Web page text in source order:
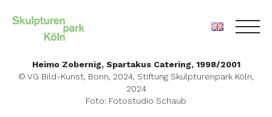
Heimo Zobernig, Spartakus Catering, 1998/2001
© VG Bild-Kunst, Bonn, 2024, Stiftung Skulpturenpark Köln,
2024
Foto: Fotostudio Schaub